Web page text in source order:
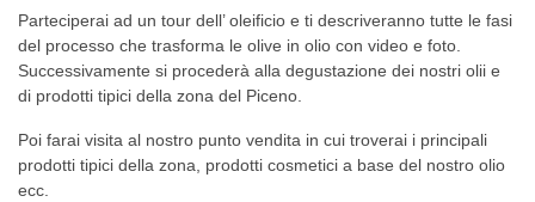
Condizioni
Spiaggia
Animazione
Esperienze
Condizioni
Spiaggia
Animazione
Esperienze
Foto
Spiaggia
Animazione
Foto
Dove
Dove
siamo
Parteciperai ad un tour dell’ oleificio e ti descriveranno tutte le fasi
del processo che trasforma le olive in olio con video e foto.
Successivamente si procederà alla degustazione dei nostri olii e
di prodotti tipici della zona del Piceno.
Poi farai visita al nostro punto vendita in cui troverai i principali
prodotti tipici della zona, prodotti cosmetici a base del nostro olio
ecc.